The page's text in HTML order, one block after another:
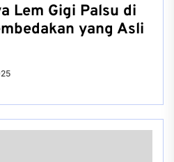
Lem Gigi Palsu di
yang Asli